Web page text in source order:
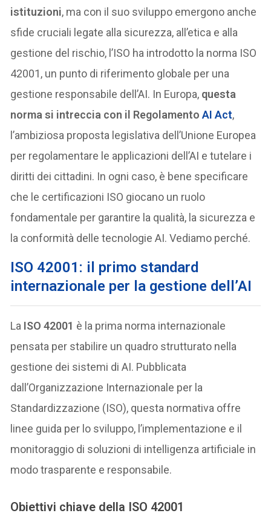
istituzioni, ma con il suo sviluppo emergono anche
sfide cruciali legate alla sicurezza, all’etica e alla
gestione del rischio, l’ISO ha introdotto la norma ISO
42001, un punto di riferimento globale per una
gestione responsabile dell’AI. In Europa, questa
norma si intreccia con il RegolamentoAI Act,
l’ambiziosa proposta legislativa dell’Unione Europea
per regolamentare le applicazioni dell’AI e tutelare i
diritti dei cittadini. In ogni caso, è bene specificare
che le certificazioni ISO giocano un ruolo
fondamentale per garantire la qualità, la sicurezza e
la conformità delle tecnologie AI. Vediamo perché.
ISO 42001: il primo standard
internazionale per la gestione dell’AI
La ISO 42001 è la prima norma internazionale
pensata per stabilire un quadro strutturato nella
gestione dei sistemi di AI. Pubblicata
dall’Organizzazione Internazionale per la
Standardizzazione (ISO), questa normativa offre
linee guida per lo sviluppo, l’implementazione e il
monitoraggio di soluzioni di intelligenza artificiale in
modo trasparente e responsabile.
Obiettivi chiave della ISO 42001